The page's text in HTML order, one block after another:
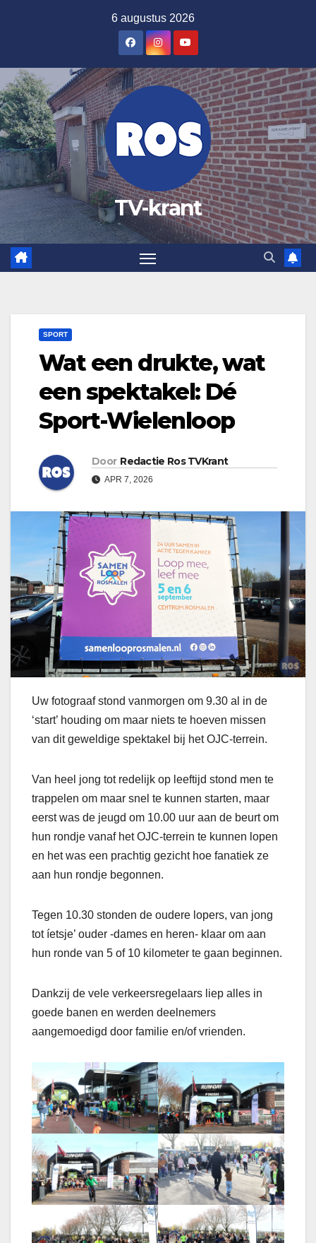
inhoud
6 augustus 2026
TV-krant
SPORT
Wat een drukte, wat
een spektakel: Dé
Sport-Wielenloop
Door Redactie Ros TVKrant
APR 7, 2026
Uw fotograaf stond vanmorgen om 9.30 al in de
‘start’ houding om maar niets te hoeven missen
van dit geweldige spektakel bij het OJC-terrein.
Van heel jong tot redelijk op leeftijd stond men te
trappelen om maar snel te kunnen starten, maar
eerst was de jeugd om 10.00 uur aan de beurt om
hun rondje vanaf het OJC-terrein te kunnen lopen
en het was een prachtig gezicht hoe fanatiek ze
aan hun rondje begonnen.
Tegen 10.30 stonden de oudere lopers, van jong
tot íetsje’ ouder -dames en heren- klaar om aan
hun ronde van 5 of 10 kilometer te gaan beginnen.
Dankzij de vele verkeersregelaars liep alles in
goede banen en werden deelnemers
aangemoedigd door familie en/of vrienden.